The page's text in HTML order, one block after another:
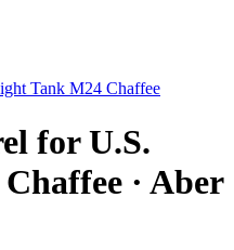
Tank M24 Chaffee
for U.S.
· Aber